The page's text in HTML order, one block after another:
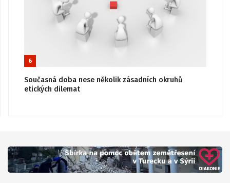
6
Současná doba nese několik zásadních okruhů
etických dilemat